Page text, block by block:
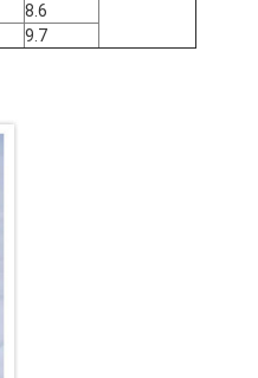
8.6
9.7